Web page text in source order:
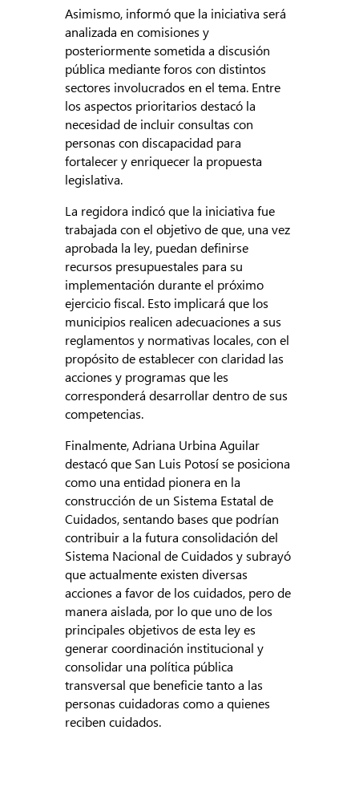
Asimismo, informó que la iniciativa será
analizada en comisiones y
posteriormente sometida a discusión
pública mediante foros con distintos
sectores involucrados en el tema. Entre
los aspectos prioritarios destacó la
necesidad de incluir consultas con
personas con discapacidad para
fortalecer y enriquecer la propuesta
legislativa.
La regidora indicó que la iniciativa fue
trabajada con el objetivo de que, una vez
aprobada la ley, puedan definirse
recursos presupuestales para su
implementación durante el próximo
ejercicio fiscal. Esto implicará que los
municipios realicen adecuaciones a sus
reglamentos y normativas locales, con el
propósito de establecer con claridad las
acciones y programas que les
corresponderá desarrollar dentro de sus
competencias.
Finalmente, Adriana Urbina Aguilar
destacó que San Luis Potosí se posiciona
como una entidad pionera en la
construcción de un Sistema Estatal de
Cuidados, sentando bases que podrían
contribuir a la futura consolidación del
Sistema Nacional de Cuidados y subrayó
que actualmente existen diversas
acciones a favor de los cuidados, pero de
manera aislada, por lo que uno de los
principales objetivos de esta ley es
generar coordinación institucional y
consolidar una política pública
transversal que beneficie tanto a las
personas cuidadoras como a quienes
reciben cuidados.